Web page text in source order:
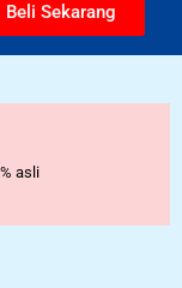
Beli Sekarang
asli